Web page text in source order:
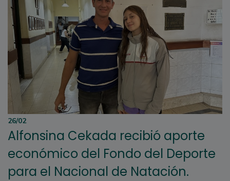
26/02
Alfonsina Cekada recibió aporte
económico del Fondo del Deporte
para el Nacional de Natación.